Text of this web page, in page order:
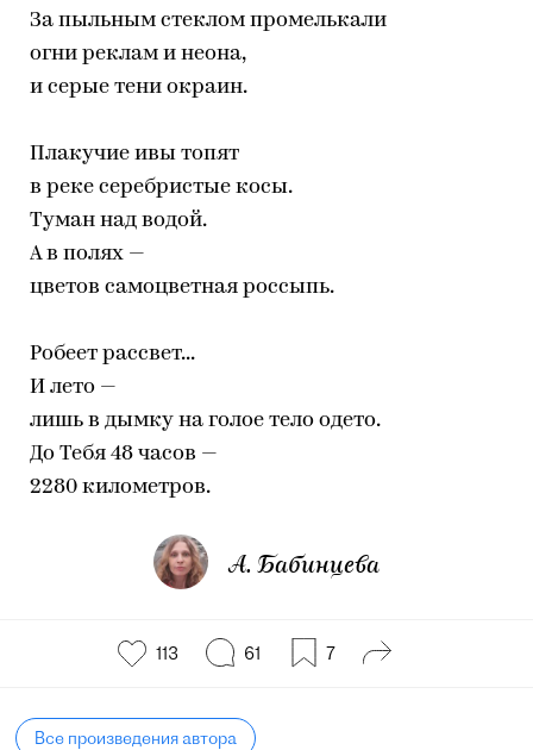
За пыльным стеклом промелькали
огни реклам и неона,
и серые тени окраин.
Плакучие ивы топят
в реке серебристые косы.
Туман над водой.
А в полях —
цветов самоцветная россыпь.
Робеет рассвет...
И лето —
лишь в дымку на голое тело одето.
До Тебя 48 часов —
2280 километров.
А. Бабинцева
113 61 7
Все произведения автора